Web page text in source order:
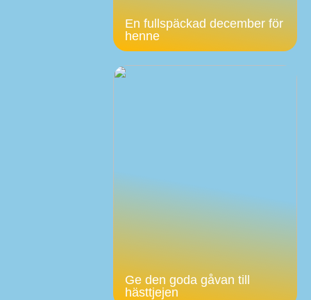
En fullspäckad december för
henne
Ge den goda gåvan till
hästtjejen